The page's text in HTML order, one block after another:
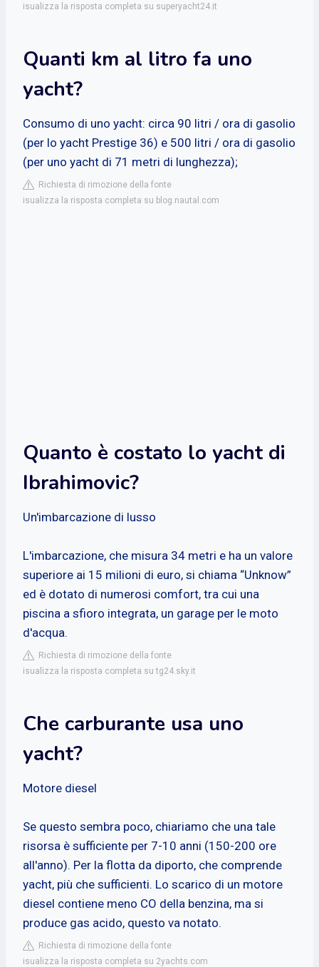
isualizza la risposta completa su superyacht24.it
Quanti km al litro fa uno
yacht?
Consumo di uno yacht: circa 90 litri / ora di gasolio
(per lo yacht Prestige 36) e 500 litri / ora di gasolio
(per uno yacht di 71 metri di lunghezza);
Richiesta di rimozione della fonte
isualizza la risposta completa su blog.nautal.com
Quanto è costato lo yacht di
Ibrahimovic?
Un'imbarcazione di lusso
L'imbarcazione, che misura 34 metri e ha un valore
superiore ai 15 milioni di euro, si chiama “Unknow”
ed è dotato di numerosi comfort, tra cui una
piscina a sfioro integrata, un garage per le moto
d'acqua.
Richiesta di rimozione della fonte
isualizza la risposta completa su tg24.sky.it
Che carburante usa uno
yacht?
Motore diesel
Se questo sembra poco, chiariamo che una tale
risorsa è sufficiente per 7-10 anni (150-200 ore
all'anno). Per la flotta da diporto, che comprende
yacht, più che sufficienti. Lo scarico di un motore
diesel contiene meno CO della benzina, ma si
produce gas acido, questo va notato.
Richiesta di rimozione della fonte
isualizza la risposta completa su 2yachts.com